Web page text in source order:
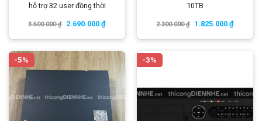
hỗ trợ 32 user đồng thời
3.500.000₫ 2.690.000 ₫
10TB
2.300.000₫ 1.825.000 ₫
-5% -3%